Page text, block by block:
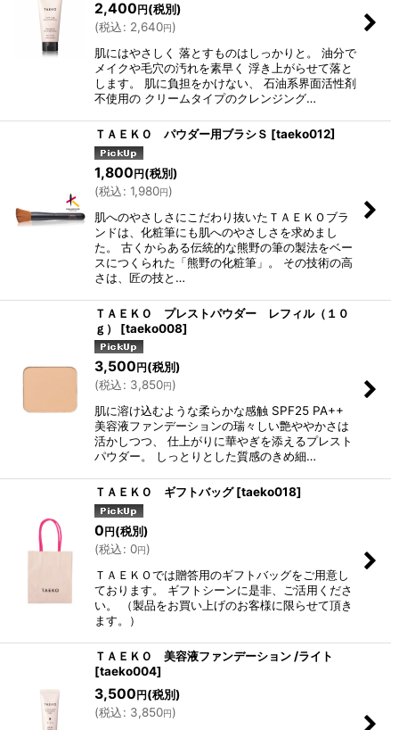
2,400円(税別)
(税込: 2,640円)
肌にはやさしく 落とすものはしっかりと。 油分で
メイクや毛穴の汚れを素早く 浮き上がらせて落と
します。 肌に負担をかけない、 石油系界面活性剤
不使用の クリームタイプのクレンジング…
ＴＡＥＫＯ パウダー用ブラシＳ [taeko012]
1,800円(税別)
(税込: 1,980円)
肌へのやさしさにこだわり抜いたＴＡＥＫＯブラ
ンドは、化粧筆にも肌へのやさしさを求めまし
た。 古くからある伝統的な熊野の筆の製法をベー
スにつくられた「熊野の化粧筆」。 その技術の高
さは、匠の技と…
ＴＡＥＫＯ プレストパウダー レフィル（１０
ｇ）
[taeko008]
3,500円(税別)
(税込: 3,850円)
肌に溶け込むような柔らかな感触 SPF25 PA++
美容液ファンデーションの瑞々しい艶ややかさは
活かしつつ、 仕上がりに華やぎを添えるプレスト
パウダー。 しっとりとした質感のきめ細…
ＴＡＥＫＯ ギフトバッグ [taeko018]
0円(税別)
(税込: 0円)
ＴＡＥＫＯでは贈答用のギフトバッグをご用意し
ております。 ギフトシーンに是非、ご活用くださ
い。 （製品をお買い上げのお客様に限らせて頂き
ます。）
ＴＡＥＫＯ 美容液ファンデーション /ライト
[taeko004]
3,500円(税別)
(税込: 3,850円)